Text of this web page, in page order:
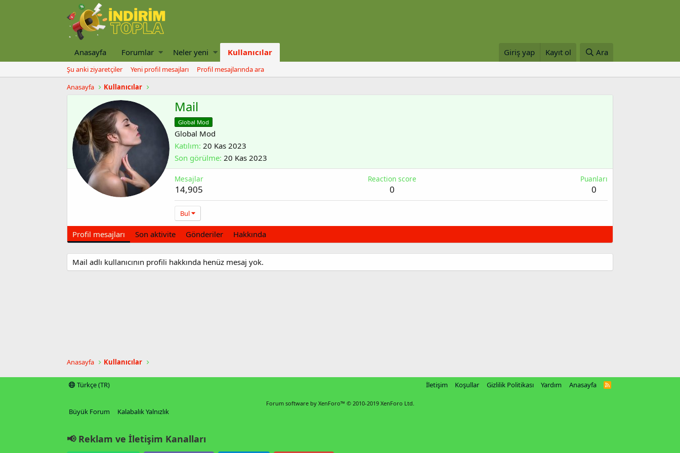
Anasayfa Forumlar Neler yeni Kullanıcılar Giriş yap Kayıt ol Ara
Şu anki ziyaretçiler Yeni profil mesajları
Profil mesajlarında ara
Anasayfa
Kullanıcılar
Mail
Global Mod
Global Mod
Katılım 20 Kas 2023
Son görülme 20 Kas 2023
Mesajlar
14,905
Reaction score
0
Puanları
0
Bul
Profil mesajları Son aktivite Gönderiler Hakkında
Mail adlı kullanıcının profili hakkında henüz mesaj yok.
Anasayfa Kullanıcılar
Türkçe (TR) İletişim Koşullar Gizlilik Politikası Yardım Anasayfa
R
Forum software by XenForo™ © 2010-2019 XenForo Ltd.
Büyük Forum Kalabalık Yalnızlık
📢 Reklam ve İletişim Kanalları